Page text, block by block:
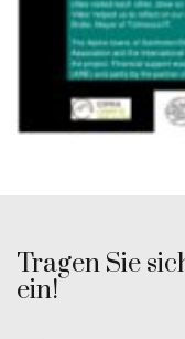
Tragen Sie
ein!